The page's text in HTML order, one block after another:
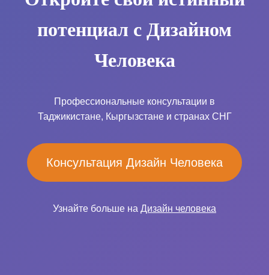
потенциал с Дизайном
Человека
Профессиональные консультации в
Таджикистане, Кыргызстане и странах СНГ
Консультация Дизайн Человека
Узнайте больше на Дизайн человека